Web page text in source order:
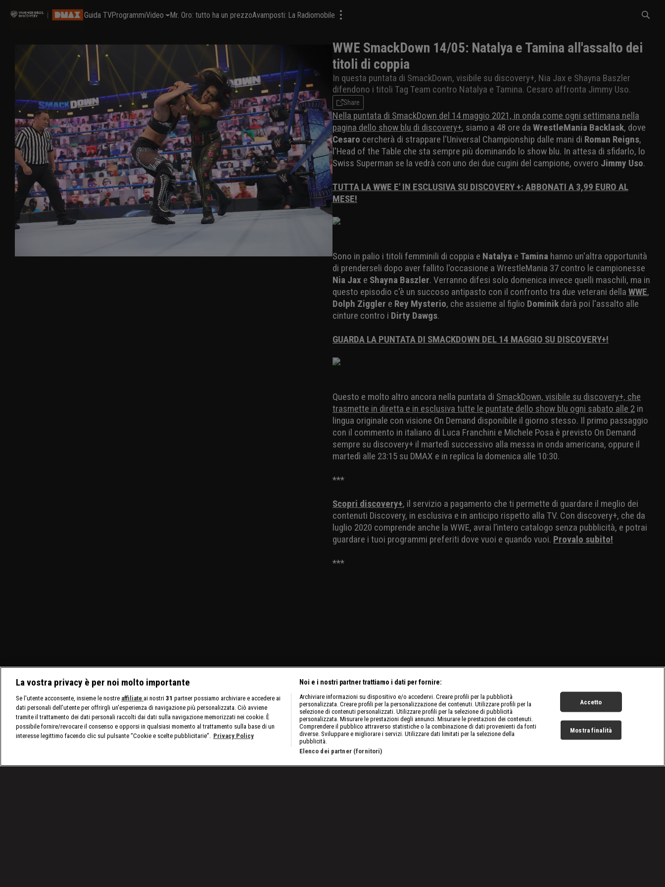
Guida TVProgrammiVideo Mr. Oro: tutto ha un prezzoAvamposti: La Radiomobile
WWE SmackDown 14/05: Natalya e Tamina all'assalto dei
titoli di coppia
In questa puntata di SmackDown, visibile su discovery+, Nia Jax e Shayna Baszler
difendono i titoli Tag Team contro Natalya e Tamina. Cesaro affronta Jimmy Uso.
Share
Nella puntata di SmackDown del 14 maggio 2021, in onda come ogni settimana nella
pagina dello show blu di discovery+, siamo a 48 ore da WrestleMania Backlask, dove
Cesaro cercherà di strappare l'Universal Championship dalle mani di Roman Reigns,
l'Head of the Table che sta sempre più dominando lo show blu. In attesa di sfidarlo, lo
Swiss Superman se la vedrà con uno dei due cugini del campione, ovvero Jimmy Uso.
TUTTA LA WWE E' IN ESCLUSIVA SU DISCOVERY +: ABBONATI A 3,99 EURO AL
MESE!
Sono in palio i titoli femminili di coppia e Natalya e Tamina hanno un'altra opportunità
di prenderseli dopo aver fallito l'occasione a WrestleMania 37 contro le campionesse
Nia Jax e Shayna Baszler. Verranno difesi solo domenica invece quelli maschili, ma in
questo episodio c'è un succoso antipasto con il confronto tra due veterani della WWE,
Dolph Ziggler e Rey Mysterio, che assieme al figlio Dominik darà poi l'assalto alle
cinture contro i Dirty Dawgs.
GUARDA LA PUNTATA DI SMACKDOWN DEL 14 MAGGIO SU DISCOVERY+!
Questo e molto altro ancora nella puntata di SmackDown, visibile su discovery+, che
trasmette in diretta e in esclusiva tutte le puntate dello show blu ogni sabato alle 2 in
lingua originale con visione On Demand disponibile il giorno stesso. Il primo passaggio
con il commento in italiano di Luca Franchini e Michele Posa è previsto On Demand
sempre su discovery+ il martedì successivo alla messa in onda americana, oppure il
martedì alle 23:15 su DMAX e in replica la domenica alle 10:30.
***
Scopri discovery+, il servizio a pagamento che ti permette di guardare il meglio dei
contenuti Discovery, in esclusiva e in anticipo rispetto alla TV. Con discovery+, che da
luglio 2020 comprende anche la WWE, avrai l’intero catalogo senza pubblicità, e potrai
guardare i tuoi programmi preferiti dove vuoi e quando vuoi. Provalo subito!
***
La vostra privacy è per noi molto importante
Se l'utente acconsente, insieme le nostre affiliate ai nostri 31 partner possiamo archiviare e accedere ai
dati personali dell'utente per offrirgli un'esperienza di navigazione più personalizzata. Ciò avviene
tramite il trattamento dei dati personali raccolti dai dati sulla navigazione memorizzati nei cookie. È
possibile fornire/revocare il consenso e opporsi in qualsiasi momento al trattamento sulla base di un
interesse legittimo facendo clic sul pulsante “Cookie e scelte pubblicitarie”. Privacy Policy
Noi e i nostri partner trattiamo i dati per fornire:
Archiviare informazioni su dispositivo e/o accedervi. Creare profili per la pubblicità
personalizzata. Creare profili per la personalizzazione dei contenuti. Utilizzare profili per la
selezione di contenuti personalizzati. Utilizzare profili per la selezione di pubblicità
personalizzata. Misurare le prestazioni degli annunci. Misurare le prestazioni dei contenuti.
Comprendere il pubblico attraverso statistiche o la combinazione di dati provenienti da fonti
diverse. Sviluppare e migliorare i servizi. Utilizzare dati limitati per la selezione della
pubblicità.
Elenco dei partner (fornitori)
Accetto
Mostra finalità